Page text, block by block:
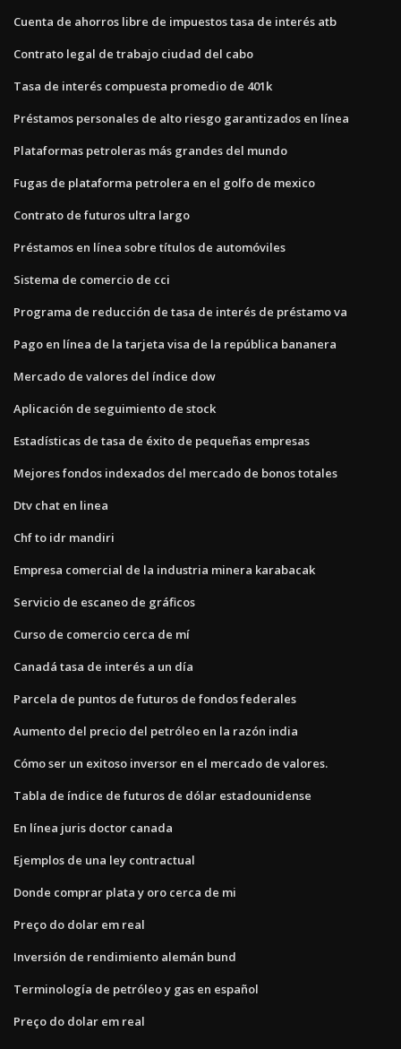
Cuenta de ahorros libre de impuestos tasa de interés atb
Contrato legal de trabajo ciudad del cabo
Tasa de interés compuesta promedio de 401k
Préstamos personales de alto riesgo garantizados en línea
Plataformas petroleras más grandes del mundo
Fugas de plataforma petrolera en el golfo de mexico
Contrato de futuros ultra largo
Préstamos en línea sobre títulos de automóviles
Sistema de comercio de cci
Programa de reducción de tasa de interés de préstamo va
Pago en línea de la tarjeta visa de la república bananera
Mercado de valores del índice dow
Aplicación de seguimiento de stock
Estadísticas de tasa de éxito de pequeñas empresas
Mejores fondos indexados del mercado de bonos totales
Dtv chat en linea
Chf to idr mandiri
Empresa comercial de la industria minera karabacak
Servicio de escaneo de gráficos
Curso de comercio cerca de mí
Canadá tasa de interés a un día
Parcela de puntos de futuros de fondos federales
Aumento del precio del petróleo en la razón india
Cómo ser un exitoso inversor en el mercado de valores.
Tabla de índice de futuros de dólar estadounidense
En línea juris doctor canada
Ejemplos de una ley contractual
Donde comprar plata y oro cerca de mi
Preço do dolar em real
Inversión de rendimiento alemán bund
Terminología de petróleo y gas en español
Preço do dolar em real